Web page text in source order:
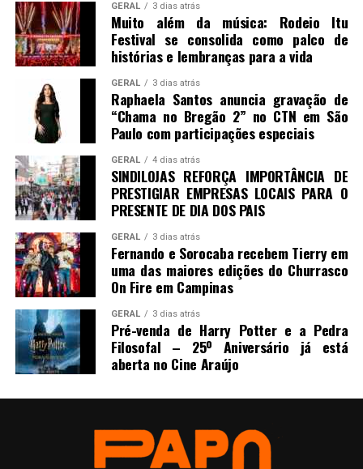
GERAL 3 dias atrás
Muito além da música: Rodeio Itu
Festival se consolida como palco de
histórias e lembranças para a vida
GERAL 3 dias atrás
Raphaela Santos anuncia gravação de
“Chama no Bregão 2” no CTN em São
Paulo com participações especiais
GERAL 4 dias atrás
SINDILOJAS REFORÇA IMPORTÂNCIA DE
PRESTIGIAR EMPRESAS LOCAIS PARA O
PRESENTE DE DIA DOS PAIS
GERAL 3 dias atrás
Fernando e Sorocaba recebem Tierry em
uma das maiores edições do Churrasco
On Fire em Campinas
GERAL 3 dias atrás
Pré-venda de Harry Potter e a Pedra
Filosofal – 25º Aniversário já está
aberta no Cine Araújo